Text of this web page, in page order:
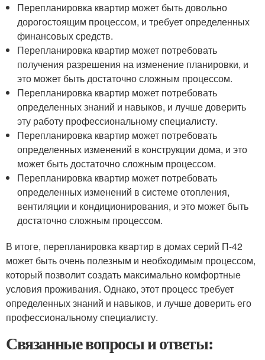
Перепланировка квартир может быть довольно
дорогостоящим процессом, и требует определенных
финансовых средств.
Перепланировка квартир может потребовать
получения разрешения на изменение планировки, и
это может быть достаточно сложным процессом.
Перепланировка квартир может потребовать
определенных знаний и навыков, и лучше доверить
эту работу профессиональному специалисту.
Перепланировка квартир может потребовать
определенных изменений в конструкции дома, и это
может быть достаточно сложным процессом.
Перепланировка квартир может потребовать
определенных изменений в системе отопления,
вентиляции и кондиционирования, и это может быть
достаточно сложным процессом.
В итоге, перепланировка квартир в домах серий П-42
может быть очень полезным и необходимым процессом,
который позволит создать максимально комфортные
условия проживания. Однако, этот процесс требует
определенных знаний и навыков, и лучше доверить его
профессиональному специалисту.
Связанные вопросы и ответы: